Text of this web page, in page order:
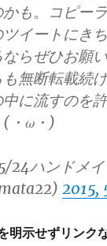
かも。コピー
イートにき
らぜひお願
無断転載続
に流すのを
(・ω・)
24ハンドメイ
2015,
明示せずリンク